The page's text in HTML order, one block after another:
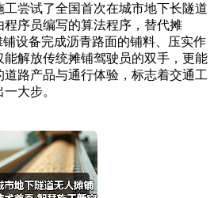
尝试了全国首次在城市地下长隧道
序员编写的算法程序，替代摊
设备完成沥青路面的铺料、压实作
解放传统摊铺驾驶员的双手，更能
路产品与通行体验，标志着交通工
大步。